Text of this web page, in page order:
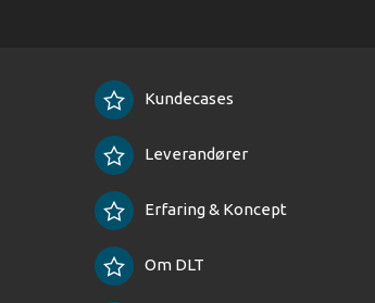
Kundecases
Leverandører
Erfaring & Koncept
Om DLT